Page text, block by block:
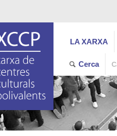
LA XARXA
Cerca